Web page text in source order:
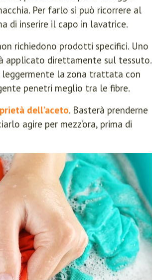
Per farlo si può ricorrere al
di inserire il capo in lavatrice.
richiedono prodotti specifici. Uno
applicato direttamente sul tessuto.
la zona trattata con
penetri meglio tra le fibre.
dell’aceto. Basterà prenderne
agire per mezz’ora, prima di